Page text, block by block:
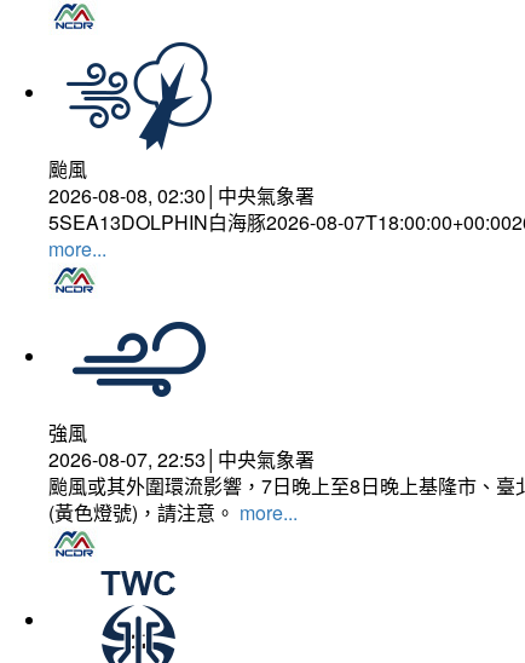
颱風
2026-08-08, 02:30│中央氣象署
5SEA13DOLPHIN白海豚2026-08-
more...
強風
2026-08-07, 22:53│中央氣象署
颱風或其外圍環流影響，7日晚上至8日晚上基隆市、
(黃色燈號)，請注意。 more...